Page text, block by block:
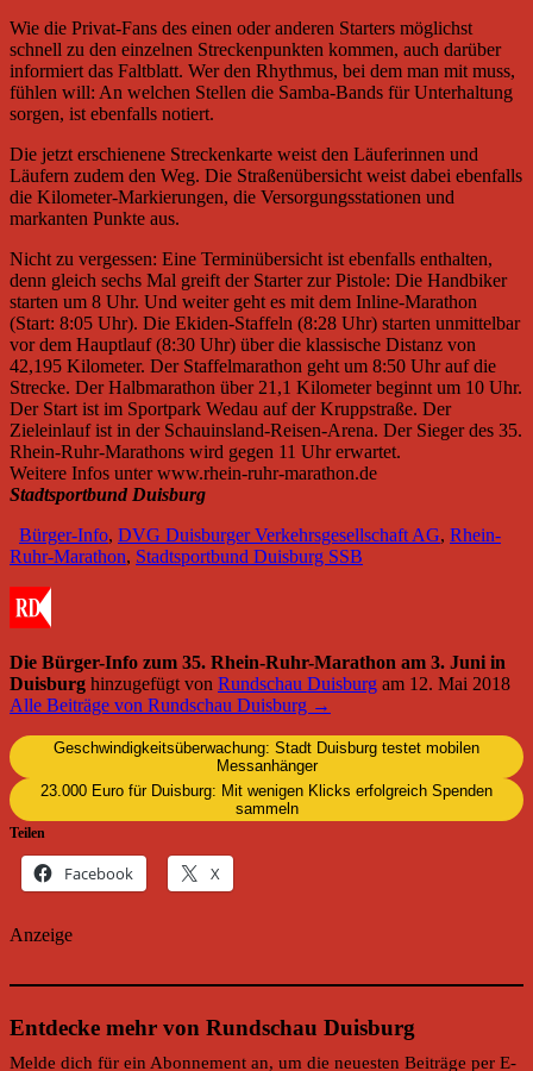
Wie die Privat-Fans des einen oder anderen Starters möglichst
schnell zu den einzelnen Streckenpunkten kommen, auch darüber
informiert das Faltblatt. Wer den Rhythmus, bei dem man mit muss,
fühlen will: An welchen Stellen die Samba-Bands für Unterhaltung
sorgen, ist ebenfalls notiert.
Die jetzt erschienene Streckenkarte weist den Läuferinnen und
Läufern zudem den Weg. Die Straßenübersicht weist dabei ebenfalls
die Kilometer-Markierungen, die Versorgungsstationen und
markanten Punkte aus.
Nicht zu vergessen: Eine Terminübersicht ist ebenfalls enthalten,
denn gleich sechs Mal greift der Starter zur Pistole: Die Handbiker
starten um 8 Uhr. Und weiter geht es mit dem Inline-Marathon
(Start: 8:05 Uhr). Die Ekiden-Staffeln (8:28 Uhr) starten unmittelbar
vor dem Hauptlauf (8:30 Uhr) über die klassische Distanz von
42,195 Kilometer. Der Staffelmarathon geht um 8:50 Uhr auf die
Strecke. Der Halbmarathon über 21,1 Kilometer beginnt um 10 Uhr.
Der Start ist im Sportpark Wedau auf der Kruppstraße. Der
Zieleinlauf ist in der Schauinsland-Reisen-Arena. Der Sieger des 35.
Rhein-Ruhr-Marathons wird gegen 11 Uhr erwartet.
Weitere Infos unter www.rhein-ruhr-marathon.de
Stadtsportbund Duisburg
Bürger-Info, DVG Duisburger Verkehrsgesellschaft AG, Rhein-
Ruhr-Marathon, Stadtsportbund Duisburg SSB
Die Bürger-Info zum 35. Rhein-Ruhr-Marathon am 3. Juni in
Duisburg hinzugefügt von Rundschau Duisburg am 12. Mai 2018
Alle Beiträge von Rundschau Duisburg →
Geschwindigkeitsüberwachung: Stadt Duisburg testet mobilen
Messanhänger
23.000 Euro für Duisburg: Mit wenigen Klicks erfolgreich Spenden
sammeln
Teilen
Facebook X
Anzeige
Entdecke mehr von Rundschau Duisburg
Melde dich für ein Abonnement an, um die neuesten Beiträge per E-